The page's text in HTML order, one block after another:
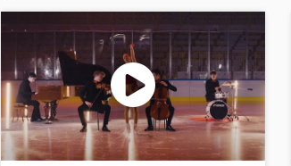
SdueT
Can
You
Feel
the
Love
Tonight